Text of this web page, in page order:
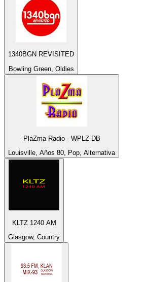
1340BGN REVISITED
Bowling Green, Oldies
PlaZma Radio - WPLZ-DB
Louisville, Años 80, Pop, Alternativa
KLTZ 1240 AM
Glasgow, Country